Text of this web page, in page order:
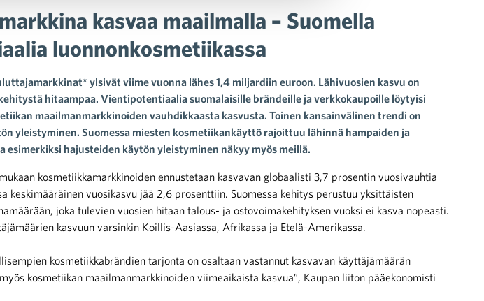
kasvaa maailmalla – Suomella
luonnonkosmetiikassa
ylsivät viime vuonna lähes 1,4 miljardiin euroon. Lähivuosien kasvu on
hitaampaa. Vientipotentiaalia suomalaisille brändeille ja verkkokaupoille löytyisi
maailmanmarkkinoiden vauhdikkaasta kasvusta. Toinen kansainvälinen trendi on
yleistyminen. Suomessa miesten kosmetiikankäyttö rajoittuu lähinnä hampaiden ja
esimerkiksi hajusteiden käytön yleistyminen näkyy myös meillä.
kosmetiikkamarkkinoiden ennustetaan kasvavan globaalisti 3,7 prosentin vuosivauhtia
keskimääräinen vuosikasvu jää 2,6 prosenttiin. Suomessa kehitys perustuu yksittäisten
joka tulevien vuosien hitaan talous- ja ostovoimakehityksen vuoksi ei kasva nopeasti.
kasvuun varsinkin Koillis-Aasiassa, Afrikassa ja Etelä-Amerikassa.
kosmetiikkabrändien tarjonta on osaltaan vastannut kasvavan käyttäjämäärän
kosmetiikan maailmanmarkkinoiden viimeaikaista kasvua”, Kaupan liiton pääekonomisti